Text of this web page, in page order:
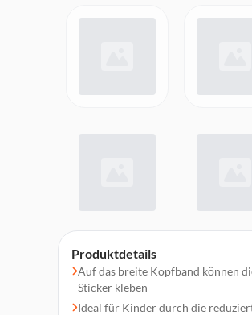
Produktdetails
Auf das breite Kopfband können
Sticker kleben
Ideal für Kinder durch die